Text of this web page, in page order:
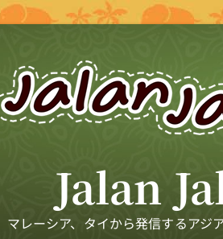
Jalan
マレーシア、タイから発信するアジ